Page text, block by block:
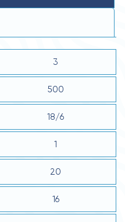
3
500
18/6
1
20
16